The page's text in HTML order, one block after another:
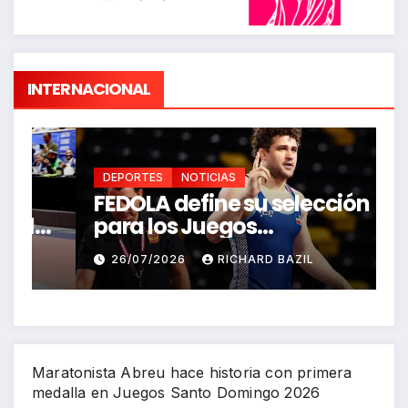
INTERNACIONAL
DEPORTES NOTICIAS
FEDOLA define su selección
para los Juegos
Centroamericanos y del
Caribe Santo Domingo 2026
26/07/2026 RICHARD BAZIL
Maratonista Abreu hace historia con primera
medalla en Juegos Santo Domingo 2026